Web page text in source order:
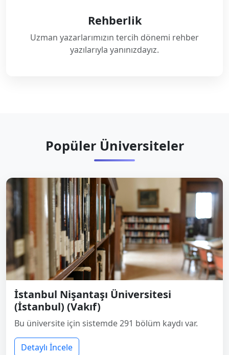
Rehberlik
Uzman yazarlarımızın tercih dönemi rehber
yazılarıyla yanınızdayız.
Popüler Üniversiteler
İstanbul Nişantaşı Üniversitesi
(İstanbul) (Vakıf)
Bu üniversite için sistemde 291 bölüm kaydı var.
Detaylı İncele